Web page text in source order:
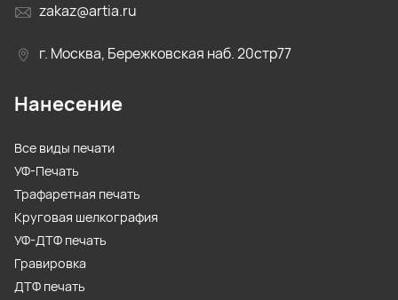
zakaz@artia.ru
г. Москва, Бережковская наб. 20стр77
Нанесение
Все виды печати
УФ-Печать
Трафаретная печать
Круговая шелкография
УФ-ДТФ печать
Гравировка
ДТФ печать